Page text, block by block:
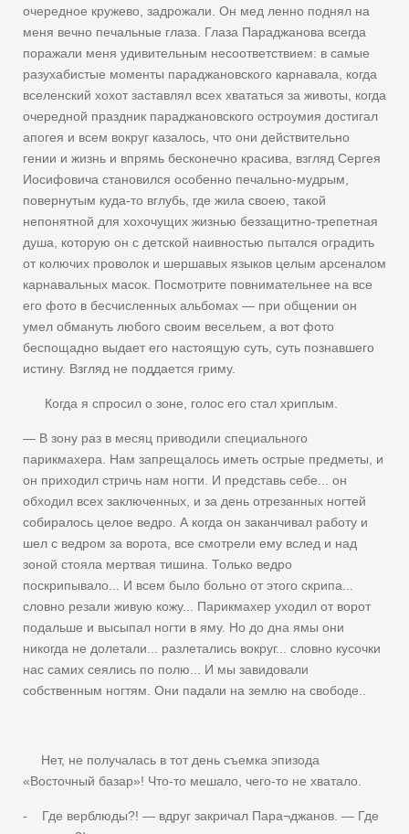
очередное кружево, задрожали. Он мед ленно поднял на
меня вечно печальные глаза. Глаза Параджанова всегда
поражали меня удивительным несоответствием: в самые
разухабистые моменты параджановского карнавала, когда
вселенский хохот заставлял всех хвататься за животы, когда
очередной праздник параджановского остроумия достигал
апогея и всем вокруг казалось, что они действительно
гении и жизнь и впрямь бесконечно красива, взгляд Сергея
Иосифовича становился особенно печально-мудрым,
повернутым куда-то вглубь, где жила своею, такой
непонятной для хохочущих жизнью беззащитно-трепетная
душа, которую он с детской наивностью пытался оградить
от колючих проволок и шершавых языков целым арсеналом
карнавальных масок. Посмотрите повнимательнее на все
его фото в бесчисленных альбомах — при общении он
умел обмануть любого своим весельем, а вот фото
беспощадно выдает его настоящую суть, суть познавшего
истину. Взгляд не поддается гриму.
Когда я спросил о зоне, голос его стал хриплым.
— В зону раз в месяц приводили специального
парикмахера. Нам запрещалось иметь острые предметы, и
он приходил стричь нам ногти. И представь себе... он
обходил всех заключенных, и за день отрезанных ногтей
собиралось целое ведро. А когда он заканчивал работу и
шел с ведром за ворота, все смотрели ему вслед и над
зоной стояла мертвая тишина. Только ведро
поскрипывало... И всем было больно от этого скрипа...
словно резали живую кожу... Парикмахер уходил от ворот
подальше и высыпал ногти в яму. Но до дна ямы они
никогда не долетали... разлетались вокруг... словно кусочки
нас самих сеялись по полю... И мы завидовали
собственным ногтям. Они падали на землю на свободе..
Нет, не получалась в тот день съемка эпизода
«Восточный базар»! Что-то мешало, чего-то не хватало.
- Где верблюды?! — вдруг закричал Пара¬джанов. — Где